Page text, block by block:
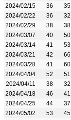
2024/02/15
36 35
2024/02/22
36 32
2024/02/29
38 38
2024/03/07
40 50
2024/03/14
41 53
2024/03/21
42 66
2024/03/28
41 60
2024/04/04
52 51
2024/04/11
38 32
2024/04/18
46 41
2024/04/25
44 37
2024/05/02
53 45